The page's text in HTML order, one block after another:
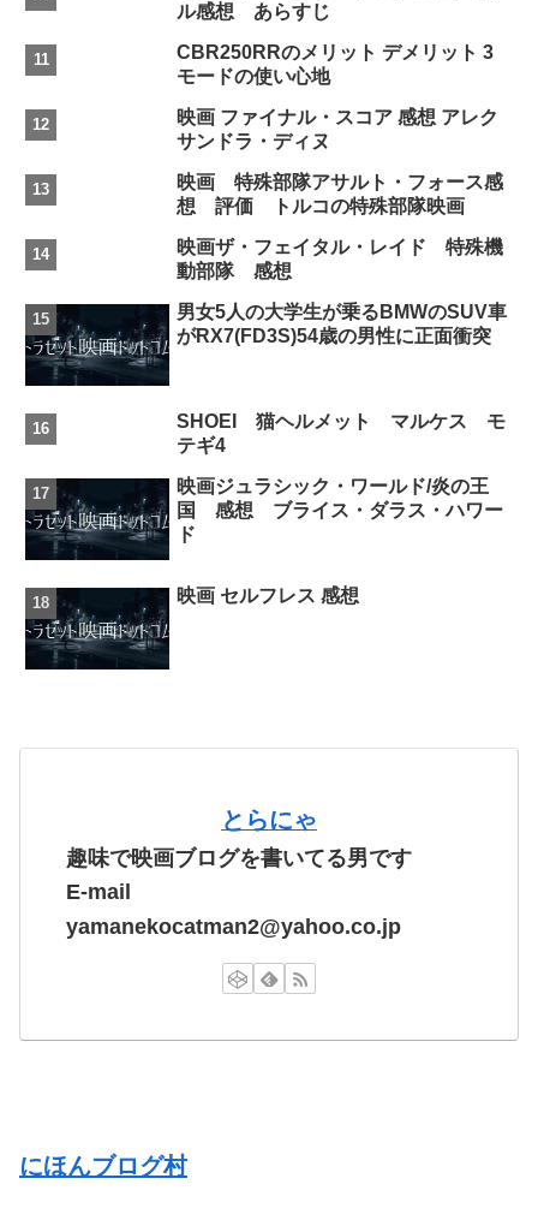
ル感想 あらすじ
CBR250RRのメリット デメリット 3
モードの使い心地
映画 ファイナル・スコア 感想 アレク
サンドラ・ディヌ
映画 特殊部隊アサルト・フォース感
想 評価 トルコの特殊部隊映画
映画ザ・フェイタル・レイド 特殊機
動部隊 感想
男女5人の大学生が乗るBMWのSUV車
がRX7(FD3S)54歳の男性に正面衝突
SHOEI 猫ヘルメット マルケス モ
テギ4
映画ジュラシック・ワールド/炎の王
国 感想 ブライス・ダラス・ハワー
ド
映画 セルフレス 感想
とらにゃ
趣味で映画ブログを書いてる男です
E-mail
yamanekocatman2@yahoo.co.jp
にほんブログ村